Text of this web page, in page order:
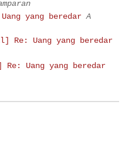
yang beredar A
Re: Uang yang beredar
Re: Uang yang beredar